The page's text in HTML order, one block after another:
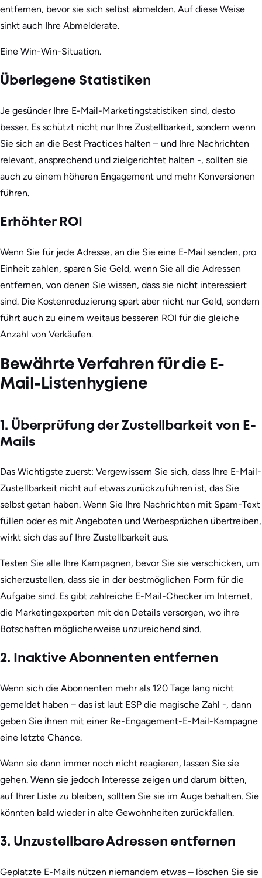
entfernen, bevor sie sich selbst abmelden. Auf diese Weise
sinkt auch Ihre Abmelderate.
Eine Win-Win-Situation.
Überlegene Statistiken
Je gesünder Ihre E-Mail-Marketingstatistiken sind, desto
besser. Es schützt nicht nur Ihre Zustellbarkeit, sondern wenn
Sie sich an die Best Practices halten – und Ihre Nachrichten
relevant, ansprechend und zielgerichtet halten -, sollten sie
auch zu einem höheren Engagement und mehr Konversionen
führen.
Erhöhter ROI
Wenn Sie für jede Adresse, an die Sie eine E-Mail senden, pro
Einheit zahlen, sparen Sie Geld, wenn Sie all die Adressen
entfernen, von denen Sie wissen, dass sie nicht interessiert
sind. Die Kostenreduzierung spart aber nicht nur Geld, sondern
führt auch zu einem weitaus besseren ROI für die gleiche
Anzahl von Verkäufen.
Bewährte Verfahren für die E-
Mail-Listenhygiene
1. Überprüfung der Zustellbarkeit von E-
Mails
Das Wichtigste zuerst: Vergewissern Sie sich, dass Ihre E-Mail-
Zustellbarkeit nicht auf etwas zurückzuführen ist, das Sie
selbst getan haben. Wenn Sie Ihre Nachrichten mit Spam-Text
füllen oder es mit Angeboten und Werbesprüchen übertreiben,
wirkt sich das auf Ihre Zustellbarkeit aus.
Testen Sie alle Ihre Kampagnen, bevor Sie sie verschicken, um
sicherzustellen, dass sie in der bestmöglichen Form für die
Aufgabe sind. Es gibt zahlreiche E-Mail-Checker im Internet,
die Marketingexperten mit den Details versorgen, wo ihre
Botschaften möglicherweise unzureichend sind.
2. Inaktive Abonnenten entfernen
Wenn sich die Abonnenten mehr als 120 Tage lang nicht
gemeldet haben – das ist laut ESP die magische Zahl -, dann
geben Sie ihnen mit einer Re-Engagement-E-Mail-Kampagne
eine letzte Chance.
Wenn sie dann immer noch nicht reagieren, lassen Sie sie
gehen. Wenn sie jedoch Interesse zeigen und darum bitten,
auf Ihrer Liste zu bleiben, sollten Sie sie im Auge behalten. Sie
könnten bald wieder in alte Gewohnheiten zurückfallen.
3. Unzustellbare Adressen entfernen
Geplatzte E-Mails nützen niemandem etwas – löschen Sie sie